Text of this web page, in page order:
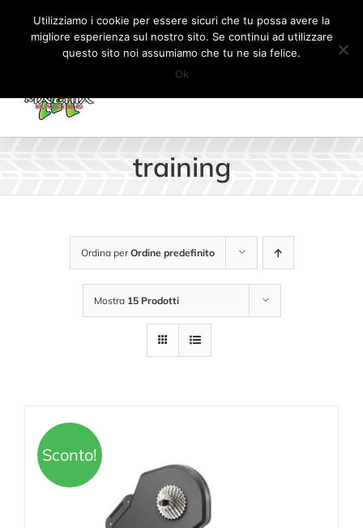
Salta
contenuto
Il mio account CARRELLO
training
Ordina perOrdine predefinito
Mostra 15 Prodotti
Sconto!
Utilizziamo i cookie per essere sicuri che tu possa avere la
migliore esperienza sul nostro sito. Se continui ad utilizzare
questo sito noi assumiamo che tu ne sia felice.
Ok